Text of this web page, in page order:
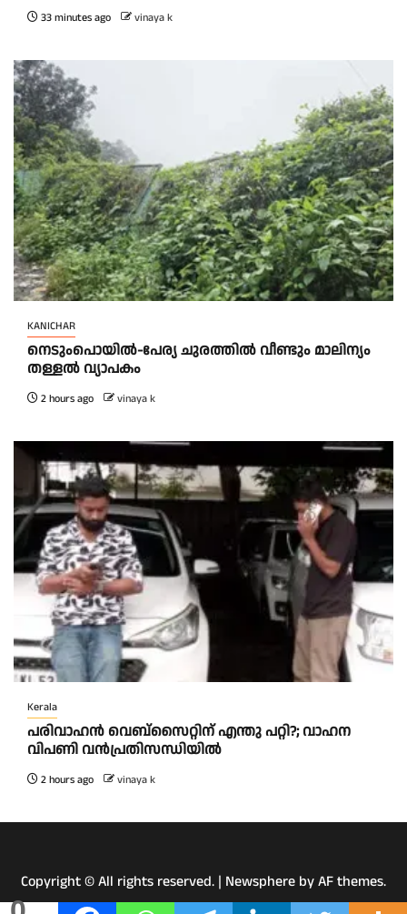
33 minutes ago vinaya k
KANICHAR
നെടുംപൊയിൽ-പേര്യ ചുരത്തിൽ വീണ്ടും മാലിന്യം
തള്ളൽ വ്യാപകം
2 hours ago vinaya k
Kerala
പരിവാഹൻ വെബ്സൈറ്റിന് എന്തു പറ്റി?; വാഹന
വിപണി വന്‍പ്രതിസന്ധിയിൽ
2 hours ago vinaya k
Copyright © All rights reserved. | Newsphere by AF themes.